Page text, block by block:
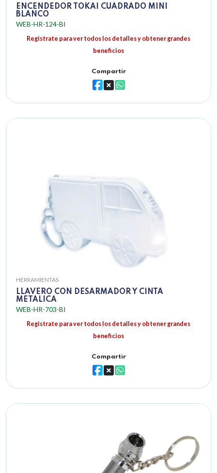
ENCENDEDOR TOKAI CUADRADO MINI
BLANCO
WEB-HR-124-BI
Registrate para ver todos los detalles y obtener grandes
beneficios
Compartir
HERRAMIENTAS
LLAVERO CON DESARMADOR Y CINTA
METALICA
WEB-HR-703-BI
Registrate para ver todos los detalles y obtener grandes
beneficios
Compartir